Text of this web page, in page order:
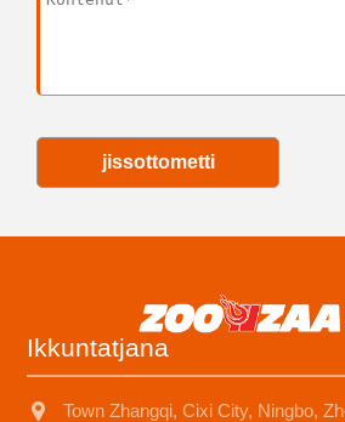
jissottometti
Ikkuntatjana
Town Zhangqi, Cixi City, Ningbo,